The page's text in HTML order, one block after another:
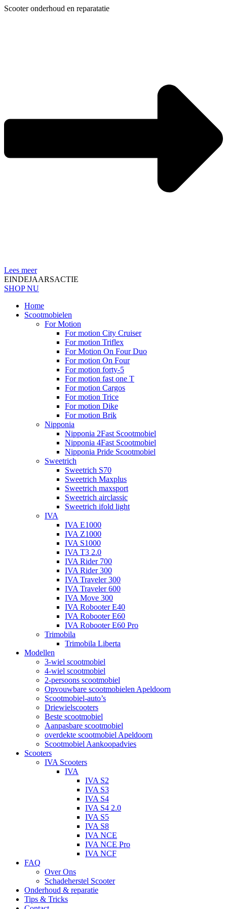
Ga
Scooter onderhoud en reparatatie
Lees meer
EINDEJAARSACTIE
SHOP NU
Home
Scootmobielen
For Motion
For motion City Cruiser
For motion Triflex
For Motion On Four Duo
For motion On Four
For motion forty-5
For motion fast one T
For motion Cargos
For motion Trice
For motion Dike
For motion Brik
Nipponia
Nipponia 2Fast Scootmobiel
Nipponia 4Fast Scootmobiel
Nipponia Pride Scootmobiel
Sweetrich
Sweetrich S70
Sweetrich Maxplus
Sweetrich maxsport
Sweetrich airclassic
Sweetrich ifold light
IVA
IVA E1000
IVA Z1000
IVA S1000
IVA T3 2.0
IVA Rider 700
IVA Rider 300
IVA Traveler 300
IVA Traveler 600
IVA Move 300
IVA Robooter E40
IVA Robooter E60
IVA Robooter E60 Pro
Trimobila
Trimobila Liberta
Modellen
3-wiel scootmobiel
4-wiel scootmobiel
2-persoons scootmobiel
Opvouwbare scootmobielen Apeldoorn
Scootmobiel-auto’s
Driewielscooters
Beste scootmobiel
Aanpasbare scootmobiel
overdekte scootmobiel Apeldoorn
Scootmobiel Aankoopadvies
Scooters
IVA Scooters
IVA
IVA S2
IVA S3
IVA S4
IVA S4 2.0
IVA S5
IVA S8
IVA NCE
IVA NCE Pro
IVA NCF
FAQ
Over Ons
Schadeherstel Scooter
Onderhoud & reparatie
Tips & Tricks